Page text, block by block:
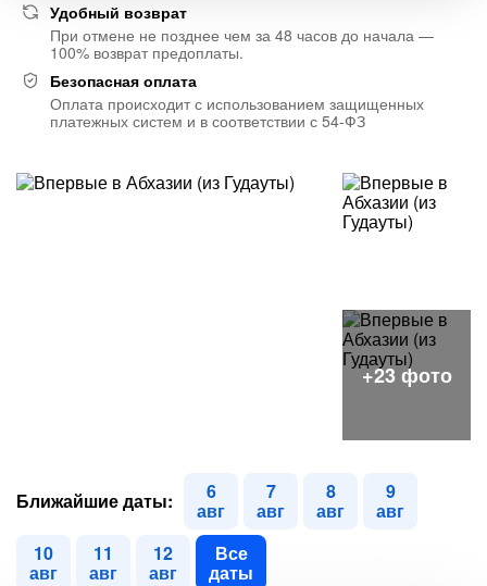
Удобный возврат
При отмене не позднее чем за 48 часов до начала —
100% возврат предоплаты.
Безопасная оплата
Оплата происходит с использованием защищенных
платежных систем и в соответствии с 54-ФЗ
Ближайшие даты: 6
авг
7
авг
8
авг
9
авг
10
авг
11
авг
12
авг
Все
даты